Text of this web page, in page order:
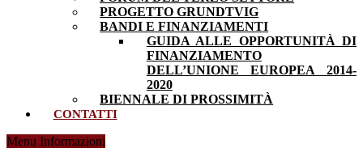
PROGETTO GRUNDTVIG
BANDI E FINANZIAMENTI
GUIDA ALLE OPPORTUNITÀ DI
FINANZIAMENTO
DELL’UNIONE EUROPEA 2014-
2020
BIENNALE DI PROSSIMITÀ
CONTATTI
Menu Informazioni